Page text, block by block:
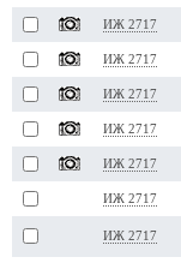
ИЖ 2717
ИЖ 2717
ИЖ 2717
ИЖ 2717
ИЖ 2717
ИЖ 2717
ИЖ 2717